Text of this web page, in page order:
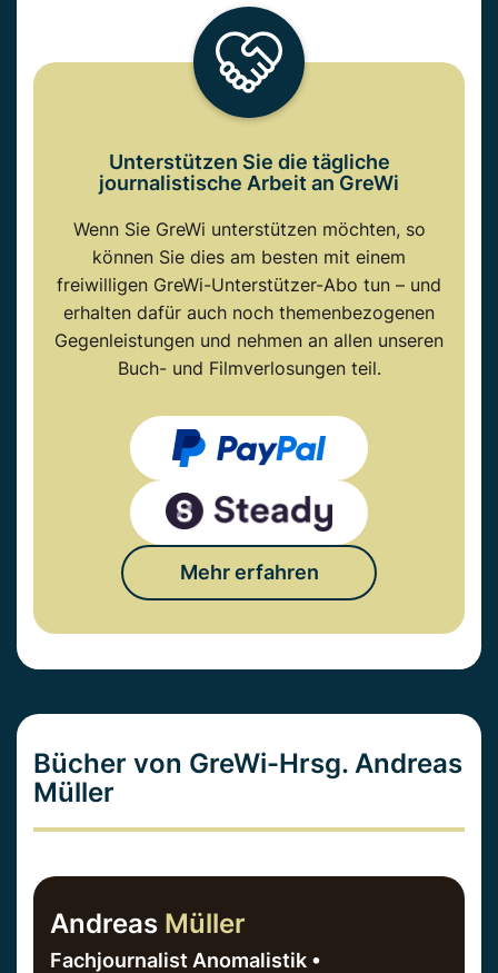
Unterstützen Sie die tägliche
journalistische Arbeit an GreWi
Wenn Sie GreWi unterstützen möchten, so
können Sie dies am besten mit einem
freiwilligen GreWi-Unterstützer-Abo tun – und
erhalten dafür auch noch themenbezogenen
Gegenleistungen und nehmen an allen unseren
Buch- und Filmverlosungen teil.
Mehr erfahren
Bücher von GreWi-Hrsg. Andreas
Müller
Andreas Müller
Fachjournalist Anomalistik •